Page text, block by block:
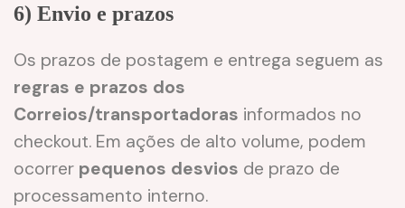
6) Envio e prazos
Os prazos de postagem e entrega seguem as
regras e prazos dos
Correios/transportadoras informados no
checkout. Em ações de alto volume, podem
ocorrer pequenos desvios de prazo de
processamento interno.